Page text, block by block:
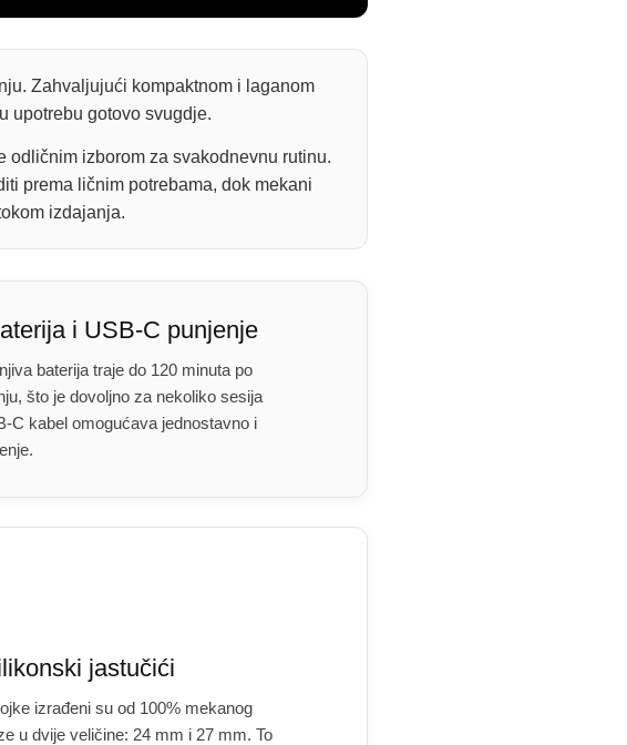
Zahvaljujući kompaktnom i laganom
upotrebu gotovo svugdje.
odličnim izborom za svakodnevnu rutinu.
prema ličnim potrebama, dok mekani
izdajanja.
i USB-C punjenje
baterija traje do 120 minuta po
što je dovoljno za nekoliko sesija
C kabel omogućava jednostavno i
jastučići
izrađeni su od 100% mekanog
u dvije veličine: 24 mm i 27 mm. To